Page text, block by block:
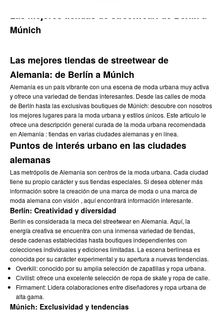
Las mejores tiendas de streetwear: de Berlín a
Múnich
Las mejores tiendas de streetwear de
Alemania: de Berlín a Múnich
Alemania es un país vibrante con una escena de moda urbana muy activa
y ofrece una variedad de tiendas interesantes. Desde las calles de moda
de Berlín hasta las exclusivas boutiques de Múnich: descubre con nosotros
los mejores lugares para la moda urbana y estilos únicos. Este artículo le
ofrece una descripción general curada dela moda urbana recomendada
en Alemania : tiendas en varias ciudades alemanas y en línea.
Puntos de interés urbano en las ciudades
alemanas
Las metrópolis de Alemania son centros de la moda urbana. Cada ciudad
tiene su propio carácter y sus tiendas especiales. Si desea obtener más
información sobrela creación de una marca de moda o una marca de
moda alemana con visión , aquí encontrará información interesante.
Berlín: Creatividad y diversidad
Berlín es considerada la meca del streetwear en Alemania. Aquí, la
energía creativa se encuentra con una inmensa variedad de tiendas,
desde cadenas establecidas hasta boutiques independientes con
colecciones individuales y ediciones limitadas. La escena berlinesa es
conocida por su carácter experimental y su apertura a nuevas tendencias.
Overkill: conocido por su amplia selección de zapatillas y ropa urbana.
Civilist: ofrece una excelente selección de ropa de skate y ropa de calle.
Firmament: Lidera colaboraciones entre diseñadores y ropa urbana de
alta gama.
Múnich: Exclusividad y tendencias